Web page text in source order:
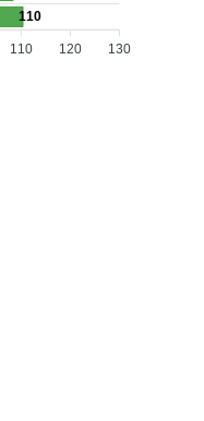
110
130
120
110